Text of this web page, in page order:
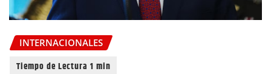
INTERNACIONALES